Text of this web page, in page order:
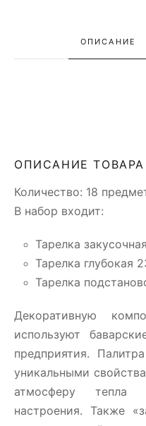
ОПИСАНИЕ
ОПИСАНИЕ ТОВАРА
Количество: 18
В набор входит:
Тарелка
Тарелка глубокая
Тарелка
Декоративную
используют
предприятия.
уникальными
атмосферу тепла
настроения. Также